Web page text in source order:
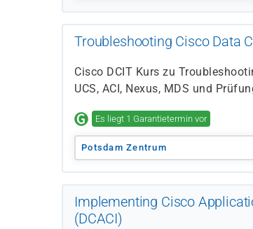
Troubleshooting Cisco Data
Cisco DCIT Kurs zu
UCS, ACI, Nexus, MDS und
Es liegt 1 Garantietermin vor
Potsdam Zentrum
Implementing Cisco
(DCACI)